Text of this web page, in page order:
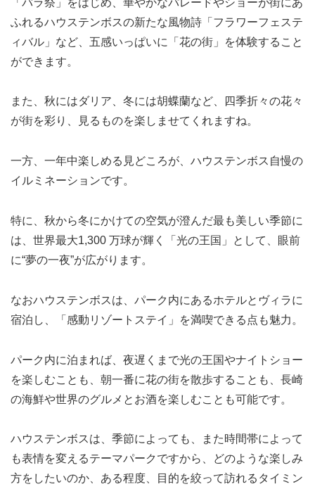
ふれるハウステンボスの新たな風物詩「フラワーフェステ
ィバル」など、五感いっぱいに「花の街」を体験すること
ができます。
また、秋にはダリア、冬には胡蝶蘭など、四季折々の花々
が街を彩り、見るものを楽しませてくれますね。
一方、一年中楽しめる見どころが、ハウステンボス自慢の
イルミネーションです。
特に、秋から冬にかけての空気が澄んだ最も美しい季節に
は、世界最大1,300 万球が輝く「光の王国」として、眼前
に“夢の一夜”が広がります。
なおハウステンボスは、パーク内にあるホテルとヴィラに
宿泊し、「感動リゾートステイ」を満喫できる点も魅力。
パーク内に泊まれば、夜遅くまで光の王国やナイトショー
を楽しむことも、朝一番に花の街を散歩することも、長崎
の海鮮や世界のグルメとお酒を楽しむことも可能です。
ハウステンボスは、季節によっても、また時間帯によって
も表情を変えるテーマパークですから、どのような楽しみ
方をしたいのか、ある程度、目的を絞って訪れるタイミン